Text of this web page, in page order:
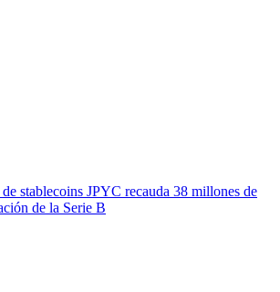
stablecoins JPYC recauda 38 millones de
de la Serie B